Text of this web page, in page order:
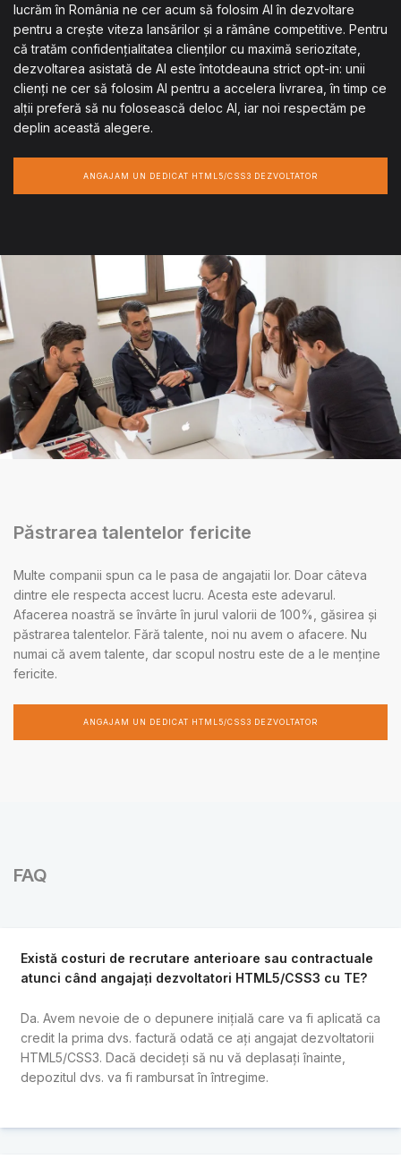
lucrăm în România ne cer acum să folosim AI în dezvoltare
pentru a crește viteza lansărilor și a rămâne competitive. Pentru
că tratăm confidențialitatea clienților cu maximă seriozitate,
dezvoltarea asistată de AI este întotdeauna strict opt-in: unii
clienți ne cer să folosim AI pentru a accelera livrarea, în timp ce
alții preferă să nu folosească deloc AI, iar noi respectăm pe
deplin această alegere.
ANGAJAM UN DEDICAT HTML5/CSS3 DEZVOLTATOR
Păstrarea talentelor fericite
Multe companii spun ca le pasa de angajatii lor. Doar câteva
dintre ele respecta accest lucru. Acesta este adevarul.
Afacerea noastră se învârte în jurul valorii de 100%, găsirea și
păstrarea talentelor. Fără talente, noi nu avem o afacere. Nu
numai că avem talente, dar scopul nostru este de a le menține
fericite.
ANGAJAM UN DEDICAT HTML5/CSS3 DEZVOLTATOR
FAQ
Există costuri de recrutare anterioare sau contractuale
atunci când angajați dezvoltatori HTML5/CSS3 cu TE?
Da. Avem nevoie de o depunere inițială care va fi aplicată ca
credit la prima dvs. factură odată ce ați angajat dezvoltatorii
HTML5/CSS3. Dacă decideți să nu vă deplasați înainte,
depozitul dvs. va fi rambursat în întregime.